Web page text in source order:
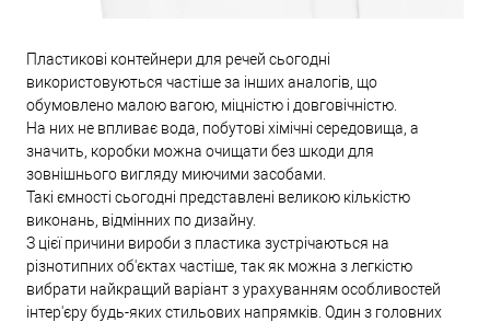
Пластикові контейнери для речей сьогодні
використовуються частіше за інших аналогів, що
обумовлено малою вагою, міцністю і довговічністю.
На них не впливає вода, побутові хімічні середовища, а
значить, коробки можна очищати без шкоди для
зовнішнього вигляду миючими засобами.
Такі ємності сьогодні представлені великою кількістю
виконань, відмінних по дизайну.
З цієї причини вироби з пластика зустрічаються на
різнотипних об'єктах частіше, так як можна з легкістю
вибрати найкращий варіант з урахуванням особливостей
інтер'єру будь-яких стильових напрямків. Один з головних